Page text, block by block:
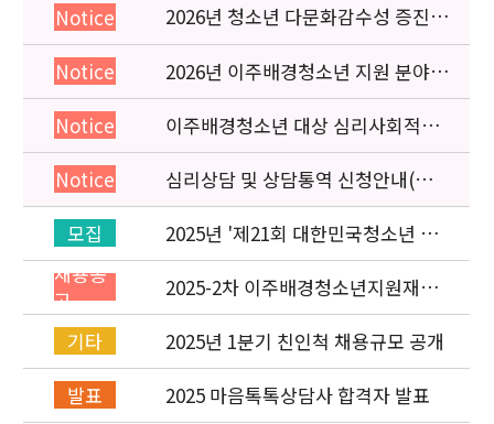
Notice
2026년 청소년 다문화감수성 증진
프로그램 「다가감」신청기관 안내
Notice
2026년 이주배경청소년 지원 분야
종사자 역량강화 교육 일정 안내
Notice
이주배경청소년 대상 심리사회적응
검사 연수동영상 개편 안내
Notice
심리상담 및 상담통역 신청안내(의뢰
서첨부)
모집
2025년 '제21회 대한민국청소년 박
람회' 이주배경청소년지원재단 홍보
운영 부스 자원봉사자 신청·접수
채용공
고
2025-2차 이주배경청소년지원재단
직원(개발협력부) 채용공고 (~5/6)
기타
2025년 1분기 친인척 채용규모 공개
발표
2025 마음톡톡상담사 합격자 발표